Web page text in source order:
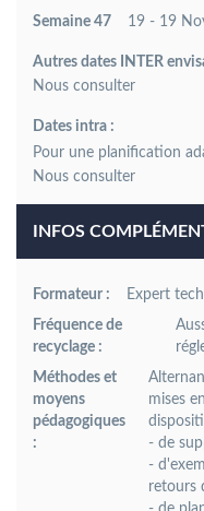
Semaine 47
19 - 19
Autres dates INTER
Dates intra :
Pour une planification
INFOS
Formateur :
Expert
Fréquence de
recyclage :
Méthodes et
moyens
pédagogiques
:
mises
- de
-
retours